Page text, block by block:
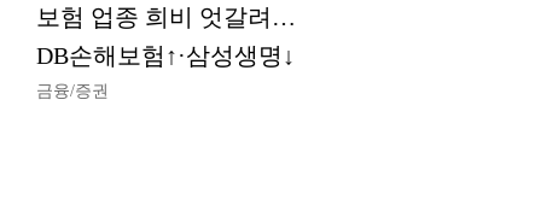
보험 업종 희비 엇갈려…
DB손해보험↑·삼성생명↓
금융/증권